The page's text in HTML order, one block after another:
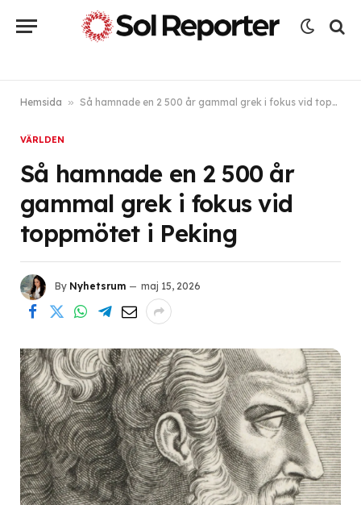
Hemsida » Så hamnade en 2 500 år gammal grek i fokus vid toppmötet i Peking
VÄRLDEN
Så hamnade en 2 500 år
gammal grek i fokus vid
toppmötet i Peking
By Nyhetsrum maj 15, 2026